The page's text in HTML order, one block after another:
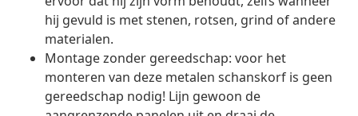
hij gevuld is met stenen, rotsen, grind of andere
materialen.
Montage zonder gereedschap: voor het
monteren van deze metalen schanskorf is geen
gereedschap nodig! Lijn gewoon de